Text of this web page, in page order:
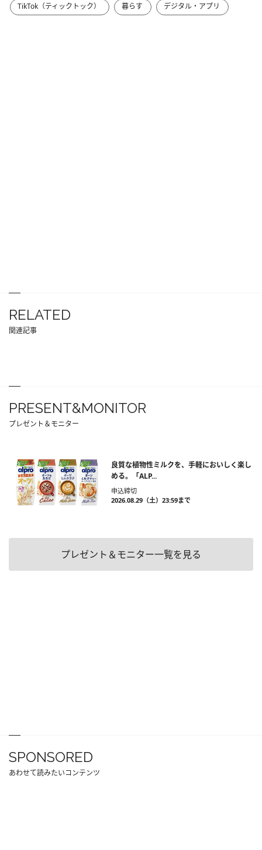
TikTok（ティックトック）
暮らす デジタル・アプリ
RELATED
関連記事
PRESENT&MONITOR
プレゼント＆モニター
良質な植物性ミルクを、手軽においしく楽し
める。「ALP...
申込締切
2026.08.29（土）23:59まで
プレゼント＆モニター一覧を見る
SPONSORED
あわせて読みたいコンテンツ